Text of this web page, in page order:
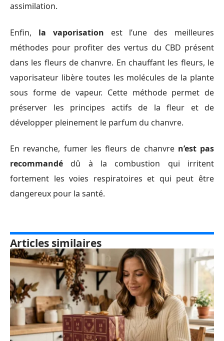
assimilation.
Enfin, la vaporisation est l’une des meilleures
méthodes pour profiter des vertus du CBD présent
dans les fleurs de chanvre. En chauffant les fleurs, le
vaporisateur libère toutes les molécules de la plante
sous forme de vapeur. Cette méthode permet de
préserver les principes actifs de la fleur et de
développer pleinement le parfum du chanvre.
En revanche, fumer les fleurs de chanvre n’est pas
recommandé dû à la combustion qui irritent
fortement les voies respiratoires et qui peut être
dangereux pour la santé.
Articles similaires